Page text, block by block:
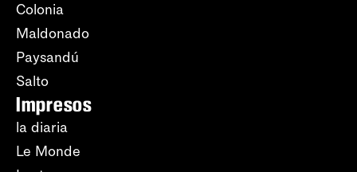
Colonia
Maldonado
Paysandú
Salto
Impresos
la diaria
Le Monde